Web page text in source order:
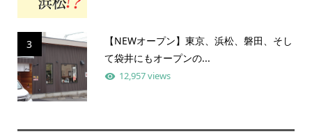
3
【NEWオープン】東京、浜松、磐田、そし
て袋井にもオープンの...
12,957 views